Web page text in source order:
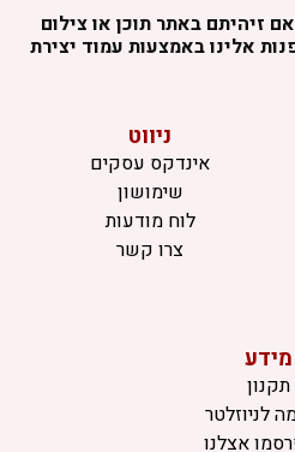
זיהיתם באתר תוכן או צילום
אלינו באמצעות עמוד יצירת
ניווט
אינדקס עסקים
שימושון
לוח מודעות
צרו קשר
מידע
תקנון
לניוזלטר
אצלנו